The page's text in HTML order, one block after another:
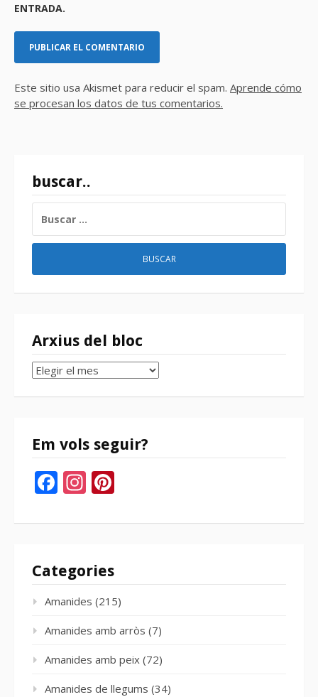
ENTRADA.
Este sitio usa Akismet para reducir el spam. Aprende cómo
se procesan los datos de tus comentarios.
buscar..
Arxius del bloc
Arxius
bloc
Em vols seguir?
Facebook
Instagram
Categories
Amanides (215)
Amanides amb arròs (7)
Amanides amb peix (72)
Amanides de llegums (34)